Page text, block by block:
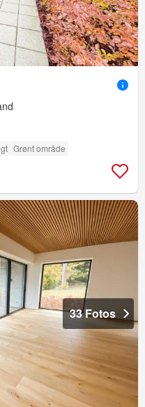
Grønt område
33 Fotos